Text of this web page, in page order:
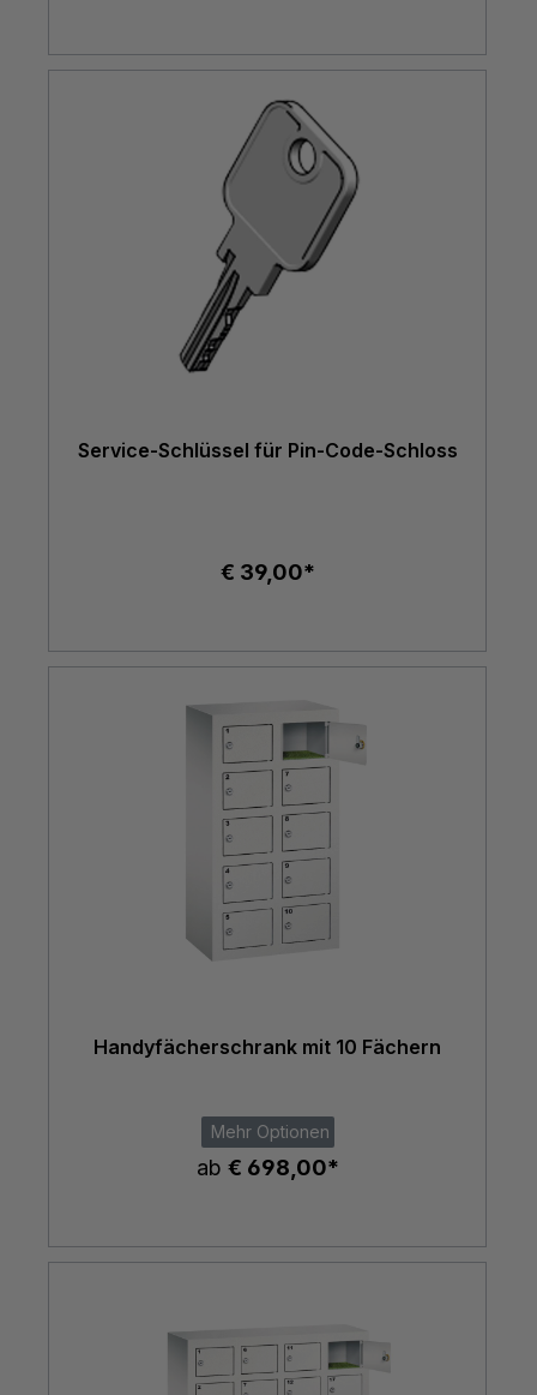
Service-Schlüssel für Pin-Code-Schloss
€ 39,00*
Handyfächerschrank mit 10 Fächern
Mehr Optionen
ab € 698,00*